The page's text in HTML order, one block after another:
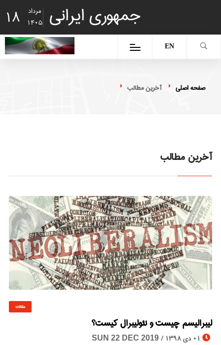
18
مرداد
1405
جمهوری ایرانی
EN
صفحه اصلی آخرین مطالب
آخرین مطالب
مقالات
لیبرالیسم چیست و نئولیبرال کیست؟
01 دی 1398 / SUN 22 DEC 2019